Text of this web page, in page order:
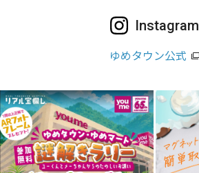
Instagram
ゆめタウン公式